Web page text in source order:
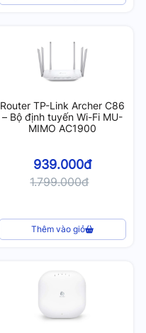
Router TP-Link Archer C86
– Bộ định tuyến Wi-Fi MU-
MIMO AC1900
939.000đ
1.799.000đ
Thêm vào giỏ